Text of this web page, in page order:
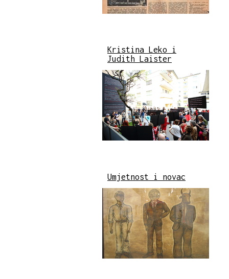
Kristina Leko i
Judith Laister
Umjetnost i novac